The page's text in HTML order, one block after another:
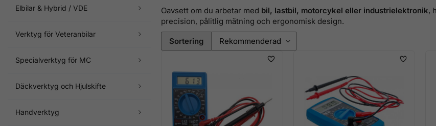
Elbilar & Hybrid / VDE
Verktyg för Veteranbilar
Specialverktyg för MC
Däckverktyg och Hjulskifte
Handverktyg
Oavsett om du arbetar med bil, lastbil, motorcykel eller industrielektronik,
precision, pålitlig mätning och ergonomisk design.
Sortering